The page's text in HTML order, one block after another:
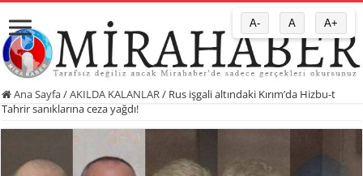
Ana Sayfa/AKILDA KALANLAR / Rus işgali altındaki Kırım’da Hizbu-t
Tahrir sanıklarına ceza yağdı!
A- A A+